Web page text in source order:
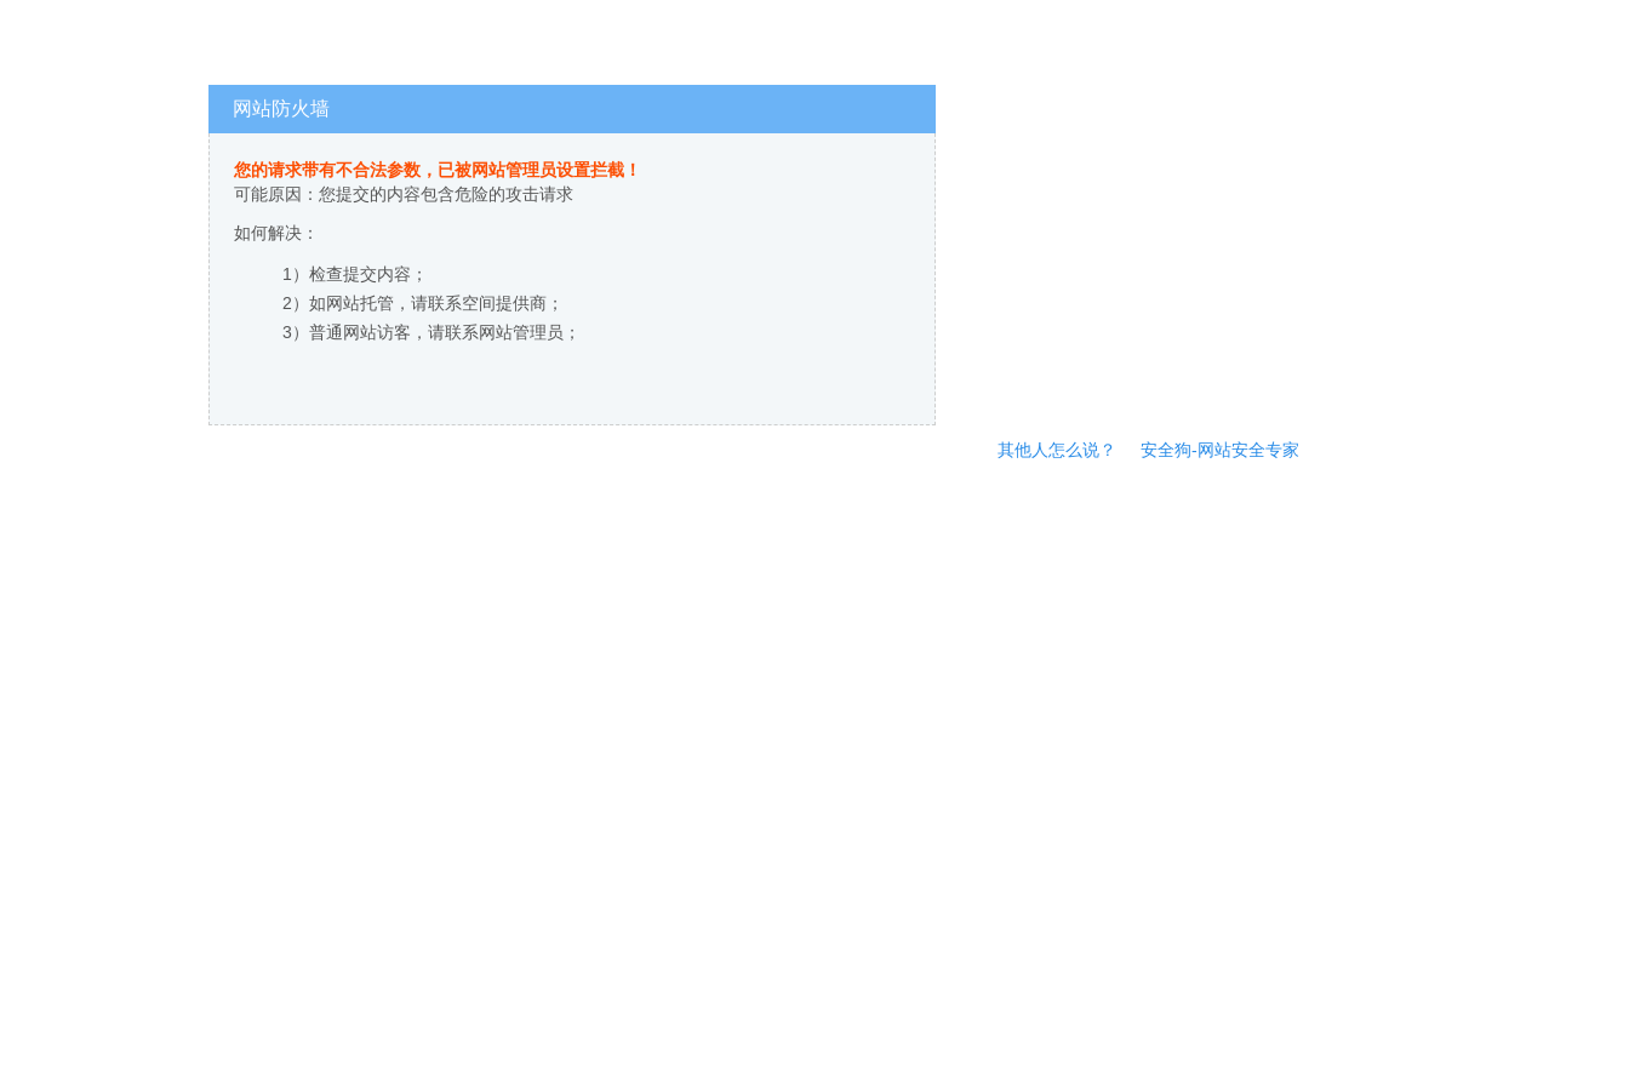
网站防火墙
您的请求带有不合法参数，已被网站管理员设置拦截！
可能原因：您提交的内容包含危险的攻击请求
如何解决：
1）检查提交内容；
2）如网站托管，请联系空间提供商；
3）普通网站访客，请联系网站管理员；
其他人怎么说？ 安全狗-网站安全专家